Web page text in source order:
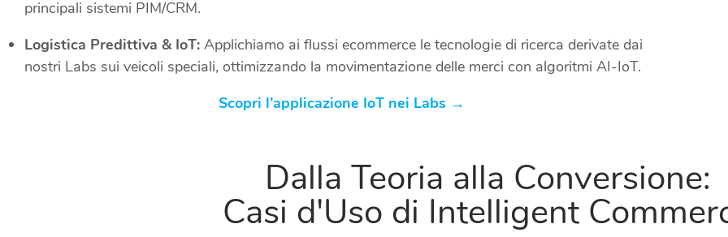
principali sistemi PIM/CRM.
Logistica Predittiva & IoT: Applichiamo ai flussi ecommerce le tecnologie di ricerca derivate dai
nostri Labs sui veicoli speciali, ottimizzando la movimentazione delle merci con algoritmi AI-IoT.
Scopri l’applicazione IoT nei Labs →
Dalla Teoria alla Conversione:
Casi d'Uso di Intelligent